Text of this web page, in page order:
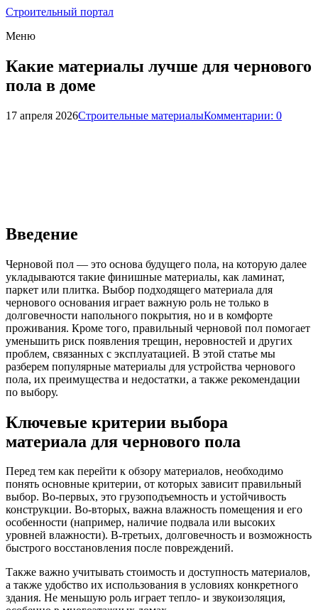
Строительный портал
Меню
Какие материалы лучше для чернового
пола в доме
17 апреля 2026Строительные материалыКомментарии: 0
Введение
Черновой пол — это основа будущего пола, на которую далее
укладываются такие финишные материалы, как ламинат,
паркет или плитка. Выбор подходящего материала для
чернового основания играет важную роль не только в
долговечности напольного покрытия, но и в комфорте
проживания. Кроме того, правильный черновой пол помогает
уменьшить риск появления трещин, неровностей и других
проблем, связанных с эксплуатацией. В этой статье мы
разберем популярные материалы для устройства чернового
пола, их преимущества и недостатки, а также рекомендации
по выбору.
Ключевые критерии выбора
материала для чернового пола
Перед тем как перейти к обзору материалов, необходимо
понять основные критерии, от которых зависит правильный
выбор. Во-первых, это грузоподъемность и устойчивость
конструкции. Во-вторых, важна влажность помещения и его
особенности (например, наличие подвала или высоких
уровней влажности). В-третьих, долговечность и возможность
быстрого восстановления после повреждений.
Также важно учитывать стоимость и доступность материалов,
а также удобство их использования в условиях конкретного
здания. Не меньшую роль играет тепло- и звукоизоляция,